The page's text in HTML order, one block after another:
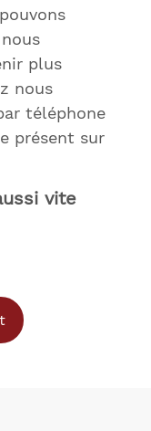
plus
nous
téléphone
présent sur
vite